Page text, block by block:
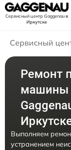
Сервисный центр Gaggenauв
Иркутске
Сервисный
Ремонт
машины
Выполняем
устранением